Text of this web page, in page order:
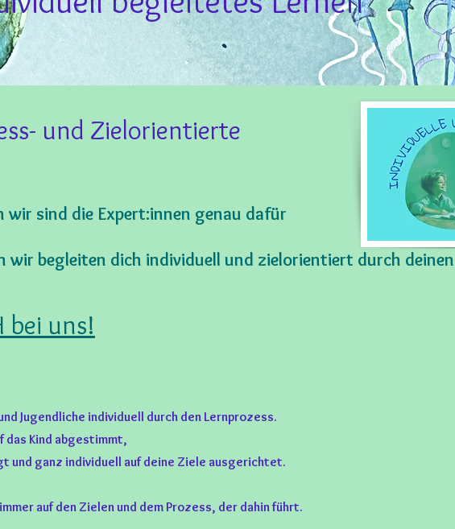
und Zielorientierte
wir sind die Expert:innen genau dafür
wir begleiten dich individuell und zielorientiert durch
bei uns!
Jugendliche individuell durch den Lernprozess.
das Kind abgestimmt,
und ganz individuell auf deine Ziele ausgerichtet.
auf den Zielen und dem Prozess, der dahin führt.